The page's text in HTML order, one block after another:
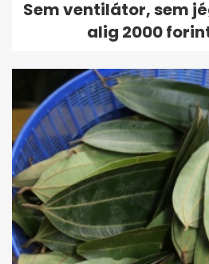
Sem ventilátor, sem
alig 2000